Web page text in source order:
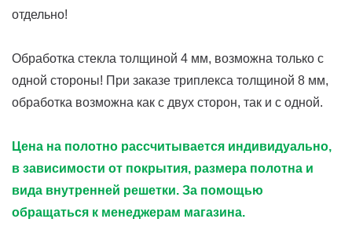
отдельно!
Обработка стекла толщиной 4 мм, возможна только с
одной стороны! При заказе триплекса толщиной 8 мм,
обработка возможна как с двух сторон, так и с одной.
Цена на полотно рассчитывается индивидуально,
в зависимости от покрытия, размера полотна и
вида внутренней решетки. За помощью
обращаться к менеджерам магазина.